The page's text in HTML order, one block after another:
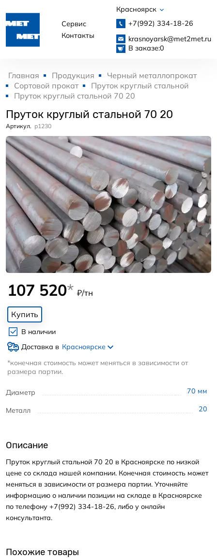
Сервис
Контакты
Красноярск
+7(992) 334-18-26
krasnoyarsk@met2met.ru
В заказе:0
Главная Продукция
Черный металлопрокат
Сортовой прокат
Пруток круглый стальной
Пруток круглый стальной 70 20
Пруток круглый стальной 70 20
Артикул. p1230
Диаметр 70 мм
Металл 20
107 520* ₽/тн
Купить
В наличии
Доставка в Красноярске
*конечная стоимость может меняться в зависимости от
размера партии.
Описание
Пруток круглый стальной 70 20 в Красноярске по низкой
цене со склада нашей компании. Конечная стоимость может
меняться в зависимости от размера партии. Уточняйте
информацию о наличии позиции на складе в Красноярске
по телефону +7(992) 334-18-26, либо у онлайн
консультанта.
Похожие товары